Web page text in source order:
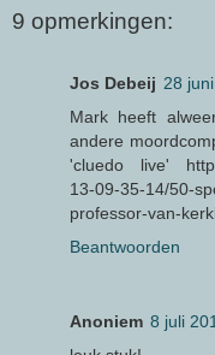
9 opmerkingen:
Jos Debeij 28
Mark heeft
andere
'cluedo live'
13-09-35-14/50-
professor-van-
Beantwoorden
Anoniem 8 juli